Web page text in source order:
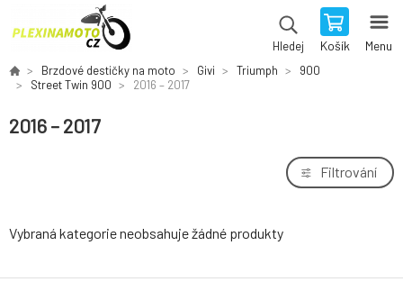
Hledej Košík Menu
Brzdové destičky na moto Givi Triumph
900
Street Twin 900
2016 – 2017
2016 – 2017
Filtrování
Vybraná kategorie neobsahuje žádné produkty